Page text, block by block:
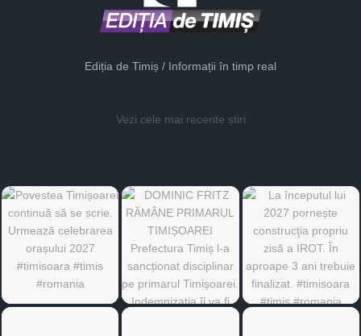
Ediția de Timiș / Informații în timp real
Vezi cele mai recente știri